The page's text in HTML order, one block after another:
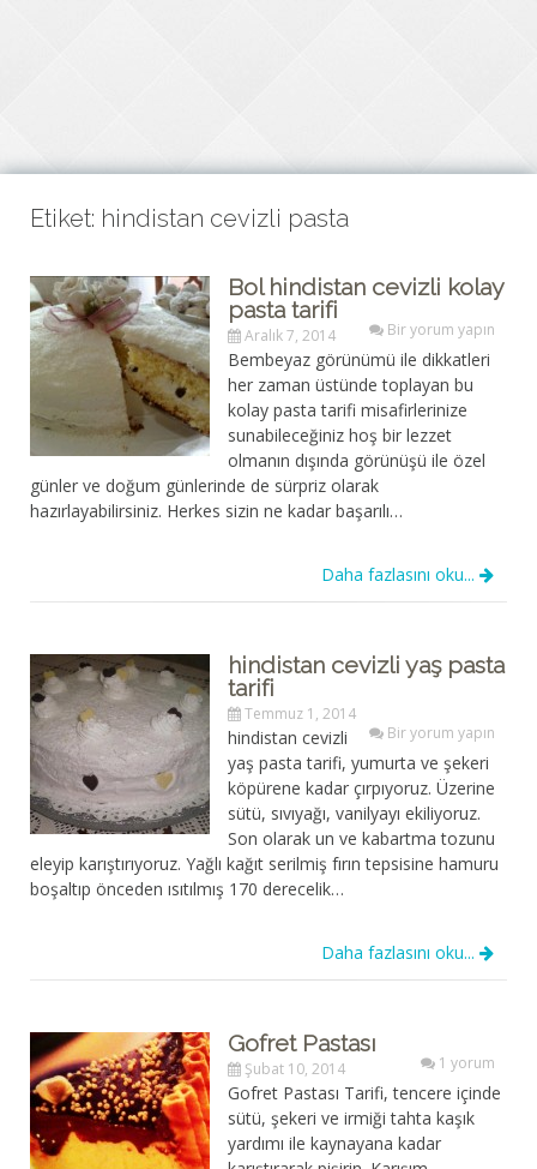
Etiket: hindistan cevizli pasta
Bol hindistan cevizli kolay
pasta tarifi
Aralık 7, 2014 Bir yorum yapın
Bembeyaz görünümü ile dikkatleri
her zaman üstünde toplayan bu
kolay pasta tarifi misafirlerinize
sunabileceğiniz hoş bir lezzet
olmanın dışında görünüşü ile özel
günler ve doğum günlerinde de sürpriz olarak
hazırlayabilirsiniz. Herkes sizin ne kadar başarılı…
Daha fazlasını oku...
hindistan cevizli yaş pasta
tarifi
Temmuz 1, 2014
Bir yorum yapın
hindistan cevizli
yaş pasta tarifi, yumurta ve şekeri
köpürene kadar çırpıyoruz. Üzerine
sütü, sıvıyağı, vanilyayı ekiliyoruz.
Son olarak un ve kabartma tozunu
eleyip karıştırıyoruz. Yağlı kağıt serilmiş fırın tepsisine hamuru
boşaltıp önceden ısıtılmış 170 derecelik…
Daha fazlasını oku...
Gofret Pastası
Şubat 10, 2014 1 yorum
Gofret Pastası Tarifi, tencere içinde
sütü, şekeri ve irmiği tahta kaşık
yardımı ile kaynayana kadar